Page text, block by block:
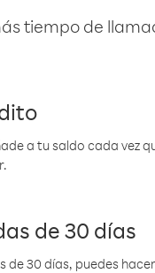
tiempo de
a tu saldo cada vez
de 30 días
de 30 días, puedes